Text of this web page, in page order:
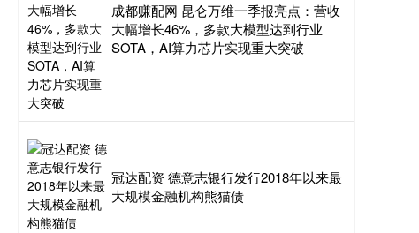
成都赚配网 昆仑万维一季报亮点：营收
大幅增长46%，多款大模型达到行业
SOTA，AI算力芯片实现重大突破
冠达配资 德意志银行发行2018年以来最
大规模金融机构熊猫债